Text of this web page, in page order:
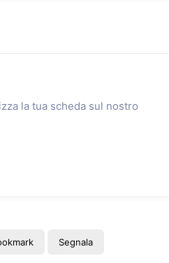
la tua scheda sul nostro
Segnala